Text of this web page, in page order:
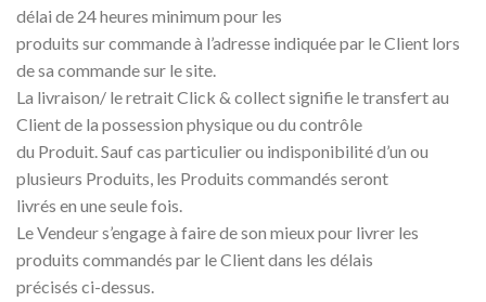
délai de 24 heures minimum pour les
produits sur commande à l’adresse indiquée par le Client lors
de sa commande sur le site.
La livraison/ le retrait Click & collect signifie le transfert au
Client de la possession physique ou du contrôle
du Produit. Sauf cas particulier ou indisponibilité d’un ou
plusieurs Produits, les Produits commandés seront
livrés en une seule fois.
Le Vendeur s’engage à faire de son mieux pour livrer les
produits commandés par le Client dans les délais
précisés ci-dessus.